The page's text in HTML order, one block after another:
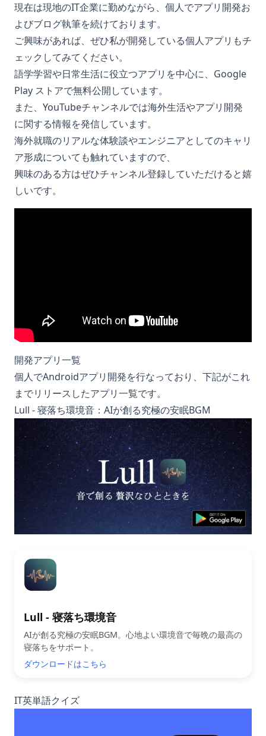
現在は現地のIT企業に勤めながら、個人でアプリ開発お
よびブログ執筆を続けております。
ご興味があれば、ぜひ私が開発している個人アプリもチ
ェックしてみてください。
語学学習や日常生活に役立つアプリを中心に、Google
Play ストアで無料公開しています。
また、YouTubeチャンネルでは海外生活やアプリ開発
に関する情報を発信しています。
海外就職のリアルな体験談やエンジニアとしてのキャリ
ア形成についても触れていますので、
興味のある方はぜひチャンネル登録していただけると嬉
しいです。
開発アプリ一覧
個人でAndroidアプリ開発を行なっており、下記がこれ
までリリースしたアプリ一覧です。
Lull - 寝落ち環境音：AIが創る究極の安眠BGM
Lull - 寝落ち環境音
AIが創る究極の安眠BGM。心地よい環境音で毎晩の最高の
寝落ちをサポート。
ダウンロードはこちら
IT英単語クイズ